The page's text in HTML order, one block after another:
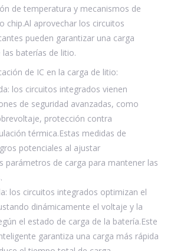
de temperatura y mecanismos de
chip.Al aprovechar los circuitos
pueden garantizar una carga
baterías de litio.
de IC en la carga de litio:
los circuitos integrados vienen
de seguridad avanzadas, como
protección contra
térmica.Estas medidas de
potenciales al ajustar
parámetros de carga para mantener las
los circuitos integrados optimizan el
dinámicamente el voltaje y la
el estado de carga de la batería.Este
garantiza una carga más rápida